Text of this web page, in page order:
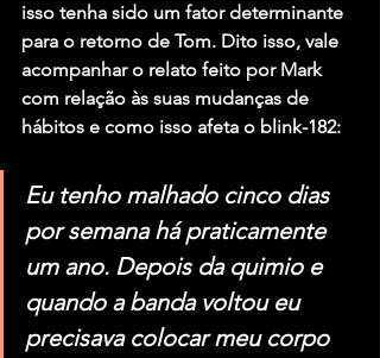
isso tenha sido um fator determinante
para o retorno de Tom. Dito isso, vale
acompanhar o relato feito por Mark
com relação às suas mudanças de
hábitos e como isso afeta o blink-182:
Eu tenho malhado cinco dias
por semana há praticamente
um ano. Depois da quimio e
quando a banda voltou eu
precisava colocar meu corpo